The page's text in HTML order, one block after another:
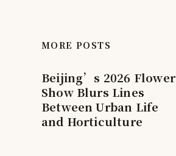
MORE POSTS
Beijing’s 2026 Flower
Show Blurs Lines
Between Urban Life
and Horticulture